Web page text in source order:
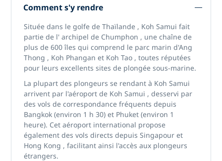
Comment s'y rendre
Située dans legolfe de Thaïlande , Koh Samui fait
partie de l'archipel de Chumphon , une chaîne de
plus de 600 îles qui comprend le parc marin d'Ang
Thong , Koh Phangan et Koh Tao , toutes réputées
pour leurs excellents sites de plongée sous-marine.
La plupart des plongeurs se rendantà Koh Samui
arrivent par l'aéroport de Koh Samui , desservi par
des vols de correspondance fréquents depuis
Bangkok (environ 1 h 30) et Phuket (environ 1
heure). Cet aéroport international propose
également des vols directs depuis Singapour et
Hong Kong , facilitant ainsi l'accès aux plongeurs
étrangers.